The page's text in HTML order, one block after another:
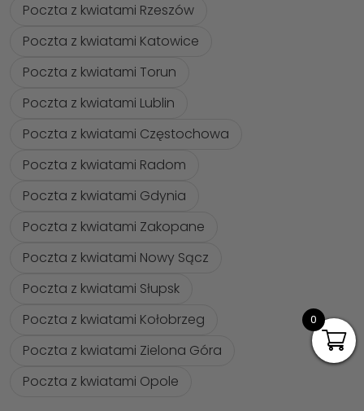
Poczta z kwiatami Rzeszów
Poczta z kwiatami Katowice
Poczta z kwiatami Torun
Poczta z kwiatami Lublin
Poczta z kwiatami Częstochowa
Poczta z kwiatami Radom
Poczta z kwiatami Gdynia
Poczta z kwiatami Zakopane
Poczta z kwiatami Nowy Sącz
Poczta z kwiatami Słupsk
Poczta z kwiatami Kołobrzeg
Poczta z kwiatami Zielona Góra
Poczta z kwiatami Opole
0